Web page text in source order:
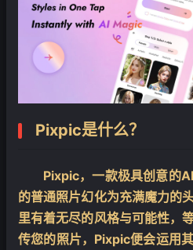
Pixpic是什么？
Pixpic，一款极具创意的
的普通照片幻化为充满魔力的
里有着无尽的风格与可能性，
传您的照片，Pixpic便会运用